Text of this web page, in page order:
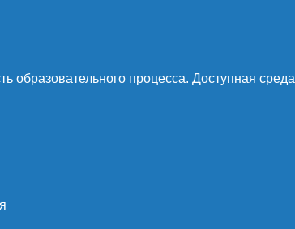
образовательного процесса. Доступная среда